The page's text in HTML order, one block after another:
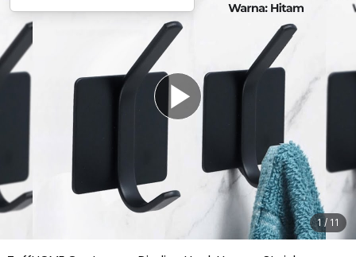
1 / 11